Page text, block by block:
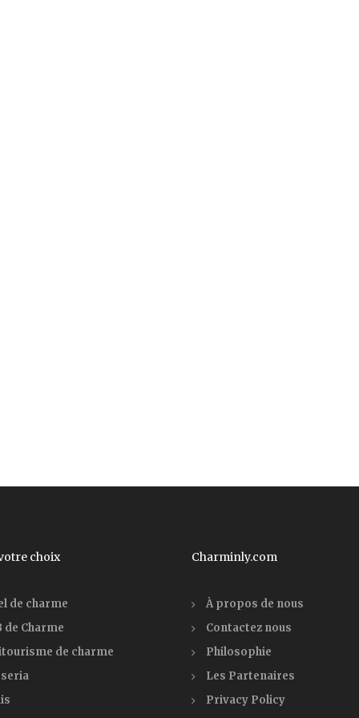
choix
de charme
de Charme
de charme
Charminly.com
À propos de nous
Contactez nous
Philosophie
Les Partenaires
Privacy Policy